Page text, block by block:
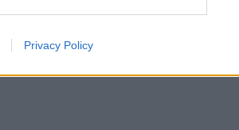
Privacy Policy